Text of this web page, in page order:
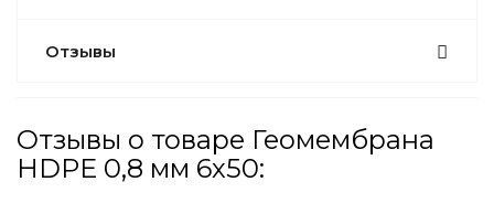
Отзывы
Отзывы о товаре Геомембрана
HDPE 0,8 мм 6х50: